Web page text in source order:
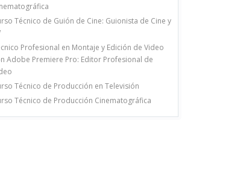
Técnico de Guión de Cine: Guionista de Cine y
Profesional en Montaje y Edición de Video
Adobe Premiere Pro: Editor Profesional de
Técnico de Producción en Televisión
Técnico de Producción Cinematográfica